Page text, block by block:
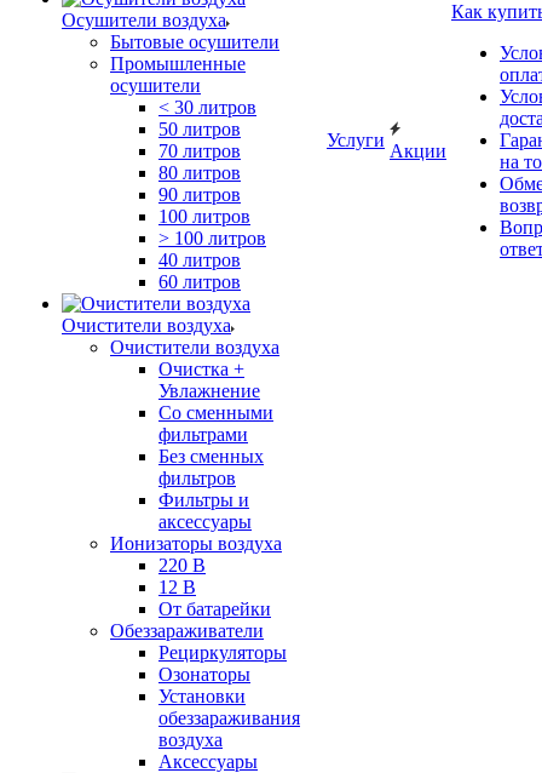
Осушители воздуха
Бытовые осушители
Промышленные
осушители
< 30 литров
50 литров
70 литров
80 литров
90 литров
100 литров
> 100 литров
40 литров
60 литров
Очистители воздуха
Очистители воздуха
Очистка +
Увлажнение
Cо сменными
фильтрами
Без сменных
фильтров
Фильтры и
аксессуары
Ионизаторы воздуха
220 В
12 В
От батарейки
Обеззараживатели
Рециркуляторы
Озонаторы
Установки
обеззараживания
воздуха
Аксессуары
Услуги
Акции
Как
на